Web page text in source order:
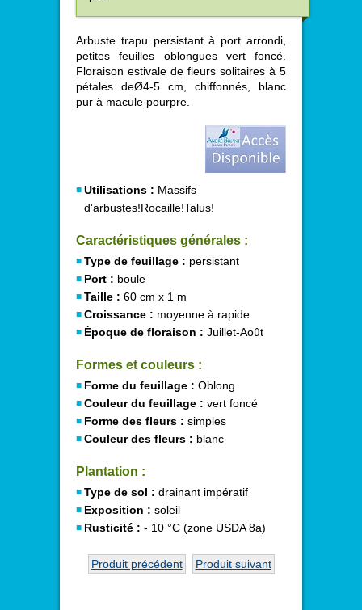
Arbuste trapu persistant à port arrondi,
petites feuilles oblongues vert foncé.
Floraison estivale de fleurs solitaires à 5
pétales deØ4-5 cm, chiffonnés, blanc
pur à macule pourpre.
Utilisations : Massifs
d'arbustes!Rocaille!Talus!
Caractéristiques générales :
Type de feuillage : persistant
Port : boule
Taille : 60 cm x 1 m
Croissance : moyenne à rapide
Époque de floraison : Juillet-Août
Formes et couleurs :
Forme du feuillage : Oblong
Couleur du feuillage : vert foncé
Forme des fleurs : simples
Couleur des fleurs : blanc
Plantation :
Type de sol : drainant impératif
Exposition : soleil
Rusticité : - 10 °C (zone USDA 8a)
Produit précédent Produit suivant